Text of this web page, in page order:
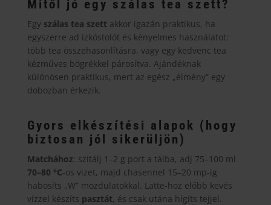
Mitől jó egy szálas tea szett?
Egy szálas tea szett akkor igazán praktikus, ha
egyszerre ad ízkóstolót és kényelmes használatot:
több tea összehasonlításra, vagy egy kedvenc tea
kézműves bögrékkel párosítva. Ajándéknak
különösen praktikus, mert az egész „élmény” egy
dobozban érkezik.
Gyors elkészítési alapok (hogy
biztosan jól sikerüljön)
Matchához: szitálj 1–2 g port a tálba, adj 75–100 ml
70–80 °C-os vizet, majd chasennel 15–20 mp-ig
habosíts „W” mozdulatokkal. Latte-hoz előbb kevés
vízzel készíts pasztát, és csak utána hígíts tejjel.